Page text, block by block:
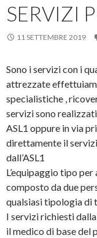
SERVIZI
11 SETTEMBRE 2019
Sono i servizi con i
attrezzate
specialistiche ,
servizi sono
ASL1 oppure in via
direttamente il
dall’ASL1
L’equipaggio tipo
composto da due
qualsiasi tipologia di
I servizi richiesti
il medico di base del